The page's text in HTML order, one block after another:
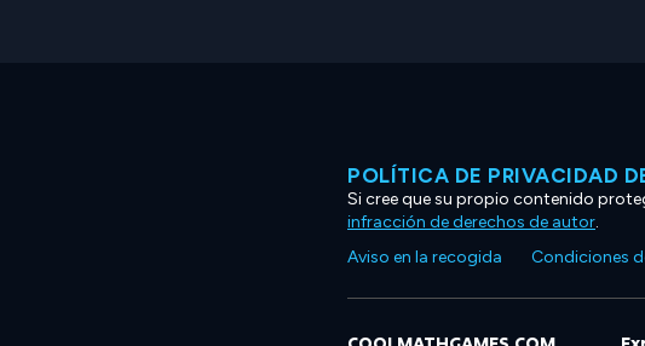
POLÍTICA DE PRIVACIDAD
Si cree que su propio contenido
infracción de derechos de autor.
Aviso en la recogida
Condiciones